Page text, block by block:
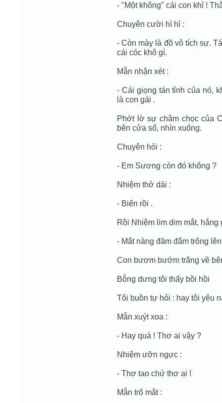
- "Một không" cái con khỉ !
Chuyên cười hì hì :
- Còn mày là đồ vô tích sự.
cái cóc khô gì.
Mẫn nhận xét :
- Cái giọng tán tỉnh của nó,
là con gái .
Phớt lờ sự châm chọc của
bên cửa sổ, nhìn xuống.
Chuyên hỏi :
- Em Sương còn đó không ?
Nhiệm thở dài :
- Biến rồi .
Rồi Nhiệm lim dim mắt, hắng
- Mắt nàng đăm đắm trông lên
Con bươm bướm trắng về
Bỗng dưng tôi thấy bồi hồi
Tôi buồn tự hỏi : hay tôi yêu
Mẫn xuýt xoa :
- Hay quá ! Thơ ai vậy ?
Nhiệm ưỡn ngực :
- Thơ tao chứ thơ ai !
Mẫn trố mắt :